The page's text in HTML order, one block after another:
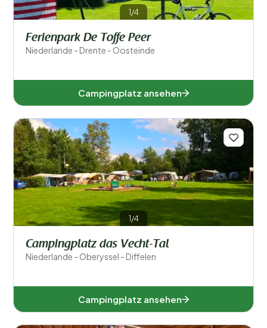
1/4
Ferienpark De Toffe Peer
Niederlande - Drente - Oosteinde
Campingplatz ansehen
1/4
Campingplatz das Vecht-Tal
Niederlande - Oberyssel - Diffelen
Campingplatz ansehen